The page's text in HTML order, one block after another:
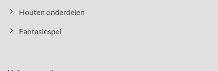
Houten onderdelen
Fantasiespel